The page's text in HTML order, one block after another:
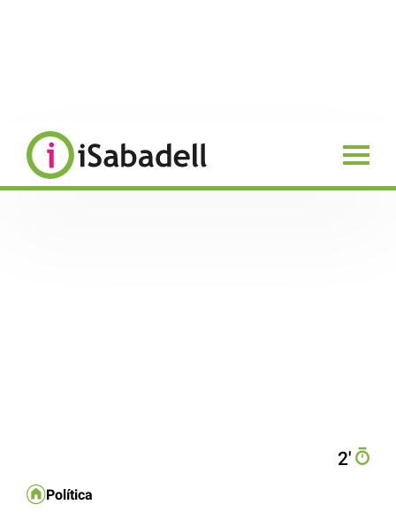
2′
Política